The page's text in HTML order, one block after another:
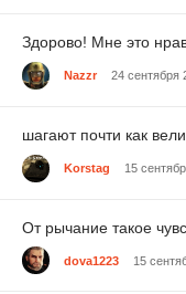
Здорово! Мне это
Nazzr 24 сентября
шагают почти как
Korstag 15
От рычание такое
dova1223 15